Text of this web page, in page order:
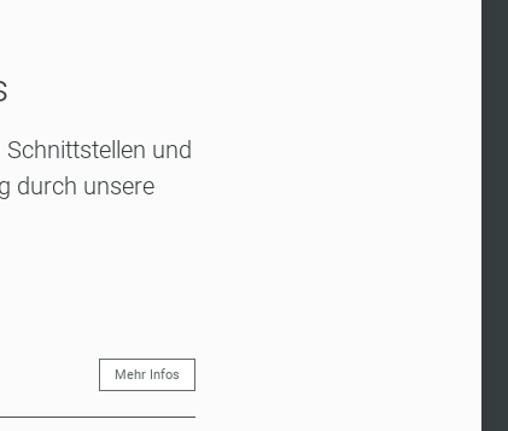
und
durch unsere
Mehr Infos